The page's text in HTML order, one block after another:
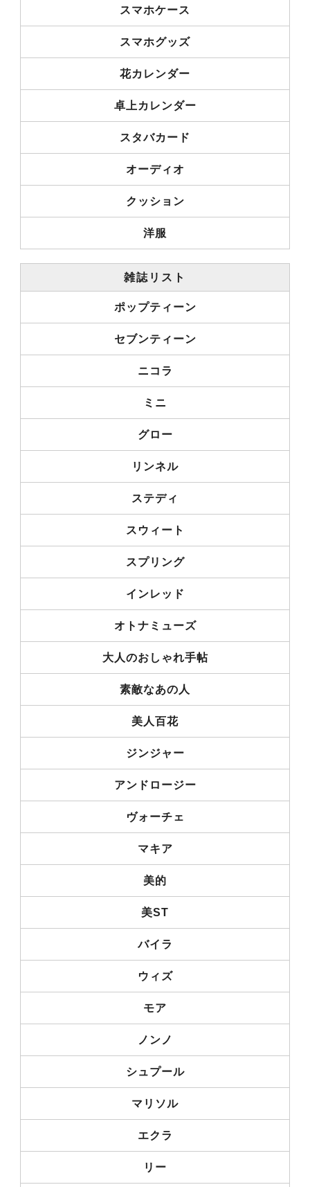
スマホケース
スマホグッズ
花カレンダー
卓上カレンダー
スタバカード
オーディオ
クッション
洋服
雑誌リスト
ポップティーン
セブンティーン
ニコラ
ミニ
グロー
リンネル
ステディ
スウィート
スプリング
インレッド
オトナミューズ
大人のおしゃれ手帖
素敵なあの人
美人百花
ジンジャー
アンドロージー
ヴォーチェ
マキア
美的
美ST
バイラ
ウィズ
モア
ノンノ
シュプール
マリソル
エクラ
リー